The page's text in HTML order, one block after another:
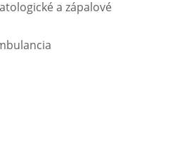
a zápalové